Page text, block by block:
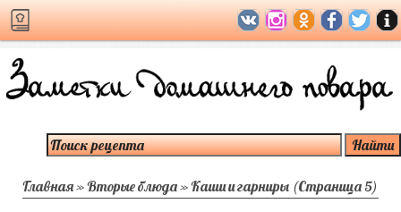
Главная»Вторые блюда»Каши и гарниры (Страница 5)